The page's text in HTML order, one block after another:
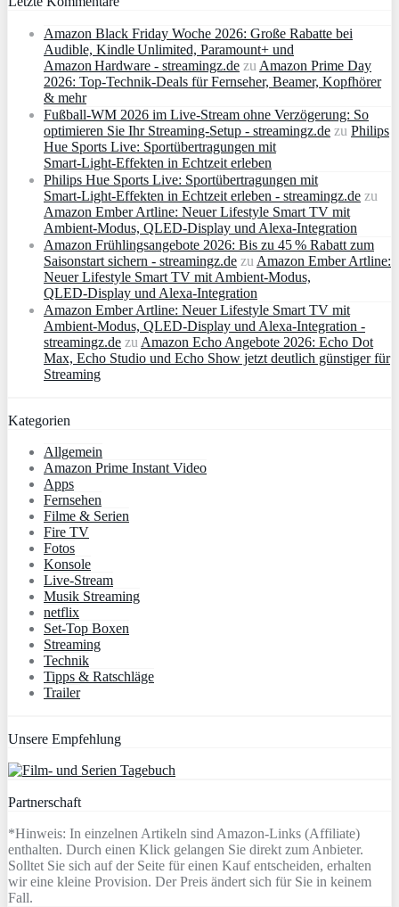
Amazon Black Friday Woche 2026: Große Rabatte bei
Audible, Kindle Unlimited, Paramount+ und
Amazon Hardware - streamingz.de zuAmazon Prime Day
2026: Top-Technik-Deals für Fernseher, Beamer, Kopfhörer
& mehr
Fußball-WM 2026 im Live-Stream ohne Verzögerung: So
optimieren Sie Ihr Streaming-Setup - streamingz.de zu Philips
Hue Sports Live: Sportübertragungen mit
Smart‑Light‑Effekten in Echtzeit erleben
Philips Hue Sports Live: Sportübertragungen mit
Smart‑Light‑Effekten in Echtzeit erleben - streamingz.de zu
Amazon Ember Artline: Neuer Lifestyle Smart TV mit
Ambient‑Modus, QLED‑Display und Alexa‑Integration
Amazon Frühlingsangebote 2026: Bis zu 45 % Rabatt zum
Saisonstart sichern - streamingz.de zuAmazon Ember Artline:
Neuer Lifestyle Smart TV mit Ambient‑Modus,
QLED‑Display und Alexa‑Integration
Amazon Ember Artline: Neuer Lifestyle Smart TV mit
Ambient‑Modus, QLED‑Display und Alexa‑Integration -
streamingz.de zuAmazon Echo Angebote 2026: Echo Dot
Max, Echo Studio und Echo Show jetzt deutlich günstiger für
Streaming
Kategorien
Allgemein
Amazon Prime Instant Video
Apps
Fernsehen
Filme & Serien
Fire TV
Fotos
Konsole
Live-Stream
Musik Streaming
netflix
Set-Top Boxen
Streaming
Technik
Tipps & Ratschläge
Trailer
Unsere Empfehlung
Partnerschaft
*Hinweis: In einzelnen Artikeln sind Amazon-Links (Affiliate)
enthalten. Durch einen Klick gelangen Sie direkt zum Anbieter.
Solltet Sie sich auf der Seite für einen Kauf entscheiden, erhalten
wir eine kleine Provision. Der Preis ändert sich für Sie in keinem
Fall.